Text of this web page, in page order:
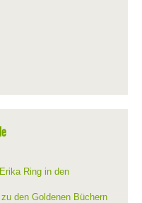
Ring in den
den Goldenen Büchern